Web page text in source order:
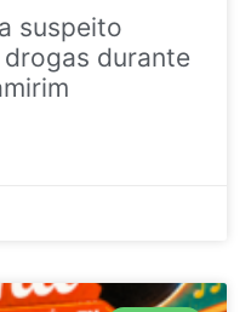
suspeito
durante